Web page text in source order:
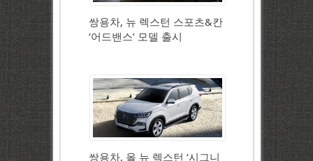
쌍용차, 뉴 렉스턴 스포츠&칸
‘어드밴스’ 모델 출시
쌍용차, 올 뉴 렉스턴 ‘시그니